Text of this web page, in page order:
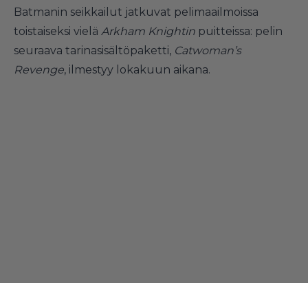
Batmanin seikkailut jatkuvat pelimaailmoissa
toistaiseksi vielä Arkham Knightin puitteissa: pelin
seuraava tarinasisältöpaketti, Catwoman’s
Revenge, ilmestyy lokakuun aikana.